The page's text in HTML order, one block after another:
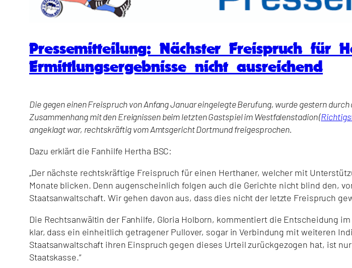
Pressemitteilung: Nächster Freispruch für
Ermittlungsergebnisse nicht ausreichend
Die gegen einen Freispruch von Anfang Januar eingelegte Berufung, wurde gestern
Zusammenhang mit den Ereignissen beim letzten Gastspiel im Westfalenstadion (
angeklagt war, rechtskräftig vom Amtsgericht Dortmund freigesprochen.
Dazu erklärt die Fanhilfe Hertha BSC:
„Der nächste rechtskräftige Freispruch für einen Herthaner, welcher mit
Monate blicken. Denn augenscheinlich folgen auch die Gerichte nicht blind den,
Staatsanwaltschaft. Wir gehen davon aus, dass dies nicht der letzte Freispruch
Die Rechtsanwältin der Fanhilfe, Gloria Holborn, kommentiert die Entscheidung
klar, dass ein einheitlich getragener Pullover, sogar in Verbindung mit weiteren
Staatsanwaltschaft ihren Einspruch gegen dieses Urteil zurückgezogen hat, ist
Staatskasse.“